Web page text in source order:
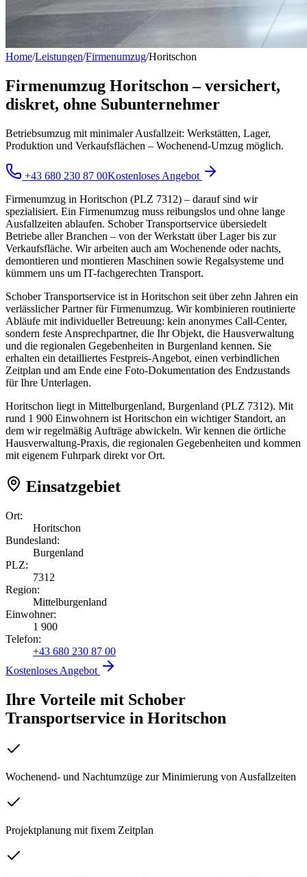
Home/Leistungen/Firmenumzug/Horitschon
Firmenumzug Horitschon – versichert,
diskret, ohne Subunternehmer
Betriebsumzug mit minimaler Ausfallzeit: Werkstätten, Lager,
Produktion und Verkaufsflächen – Wochenend-Umzug möglich.
+43 680 230 87 00Kostenloses Angebot
Firmenumzug in Horitschon (PLZ 7312) – darauf sind wir
spezialisiert. Ein Firmenumzug muss reibungslos und ohne lange
Ausfallzeiten ablaufen. Schober Transportservice übersiedelt
Betriebe aller Branchen – von der Werkstatt über Lager bis zur
Verkaufsfläche. Wir arbeiten auch am Wochenende oder nachts,
demontieren und montieren Maschinen sowie Regalsysteme und
kümmern uns um IT-fachgerechten Transport.
Schober Transportservice ist in Horitschon seit über zehn Jahren ein
verlässlicher Partner für Firmenumzug. Wir kombinieren routinierte
Abläufe mit individueller Betreuung: kein anonymes Call-Center,
sondern feste Ansprechpartner, die Ihr Objekt, die Hausverwaltung
und die regionalen Gegebenheiten in Burgenland kennen. Sie
erhalten ein detailliertes Festpreis-Angebot, einen verbindlichen
Zeitplan und am Ende eine Foto-Dokumentation des Endzustands
für Ihre Unterlagen.
Horitschon liegt in Mittelburgenland, Burgenland (PLZ 7312). Mit
rund 1 900 Einwohnern ist Horitschon ein wichtiger Standort, an
dem wir regelmäßig Aufträge abwickeln. Wir kennen die örtliche
Hausverwaltung-Praxis, die regionalen Gegebenheiten und kommen
mit eigenem Fuhrpark direkt vor Ort.
Einsatzgebiet
Ort:
Horitschon
Bundesland:
Burgenland
PLZ:
7312
Region:
Mittelburgenland
Einwohner:
1 900
Telefon:
+43 680 230 87 00
Kostenloses Angebot
Ihre Vorteile mit Schober
Transportservice in Horitschon
Wochenend- und Nachtumzüge zur Minimierung von Ausfallzeiten
Projektplanung mit fixem Zeitplan